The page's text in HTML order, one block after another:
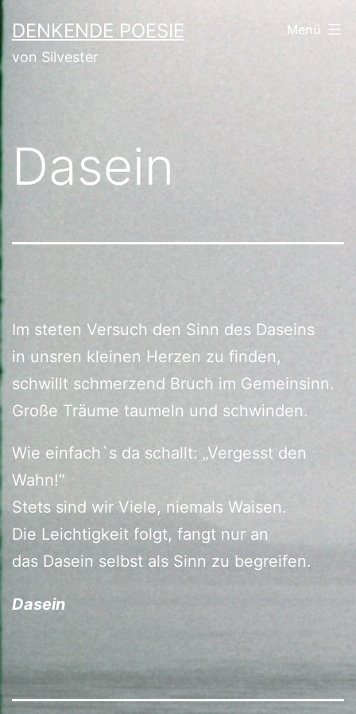
Zum
Inhalt
springen
DENKENDE POESIE
von Silvester
Menü
Dasein
Im steten Versuch den Sinn des Daseins
in unsren kleinen Herzen zu finden,
schwillt schmerzend Bruch im Gemeinsinn.
Große Träume taumeln und schwinden.
Wie einfach`s da schallt: „Vergesst den
Wahn!“
Stets sind wir Viele, niemals Waisen.
Die Leichtigkeit folgt, fangt nur an
das Dasein selbst als Sinn zu begreifen.
Dasein